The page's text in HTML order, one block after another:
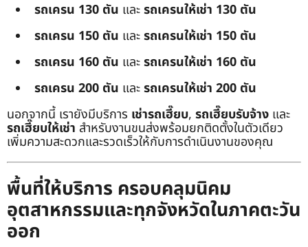
รถเครน 130 ตัน และรถเครนให้เช่า 130 ตัน
รถเครน 150 ตัน และรถเครนให้เช่า 150 ตัน
รถเครน 160 ตัน และรถเครนให้เช่า 160 ตัน
รถเครน 200 ตัน และรถเครนให้เช่า 200 ตัน
นอกจากนี้ เรายังมีบริการ เช่ารถเฮี๊ยบ, รถเฮี๊ยบรับจ้าง และ
รถเฮี๊ยบให้เช่า สำหรับงานขนส่งพร้อมยกติดตั้งในตัวเดียว
เพิ่มความสะดวกและรวดเร็วให้กับการดำเนินงานของคุณ
พื้นที่ให้บริการ ครอบคลุมนิคม
อุตสาหกรรมและทุกจังหวัดในภาคตะวัน
ออก